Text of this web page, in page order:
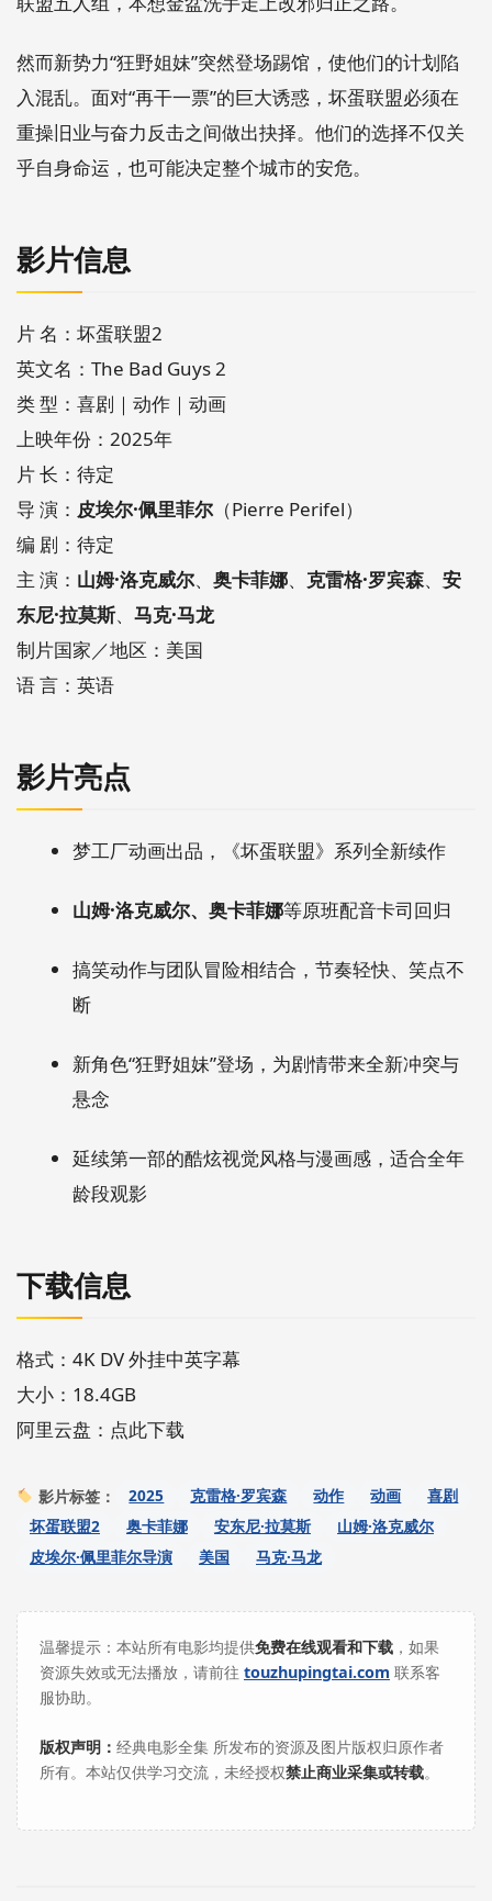
然而新势力“狂野姐妹”突然登场踢馆，使他们的计划陷
入混乱。面对“再干一票”的巨大诱惑，坏蛋联盟必须在
重操旧业与奋力反击之间做出抉择。他们的选择不仅关
乎自身命运，也可能决定整个城市的安危。
影片信息
片 名：坏蛋联盟2
英文名：The Bad Guys 2
类 型：喜剧｜动作｜动画
上映年份：2025年
片 长：待定
导 演： 皮埃尔·佩里菲尔 （Pierre Perifel）
编 剧：待定
主 演： 山姆·洛克威尔、 奥卡菲娜、 克雷格·罗宾森、 安
东尼·拉莫斯、 马克·马龙
制片国家／地区：美国
语 言：英语
影片亮点
梦工厂动画出品，《坏蛋联盟》系列全新续作
山姆·洛克威尔、奥卡菲娜等原班配音卡司回归
搞笑动作与团队冒险相结合，节奏轻快、笑点不
断
新角色“狂野姐妹”登场，为剧情带来全新冲突与
悬念
延续第一部的酷炫视觉风格与漫画感，适合全年
龄段观影
下载信息
格式：4K DV 外挂中英字幕
大小：18.4GB
阿里云盘：点此下载
影片标签： 2025 克雷格·罗宾森 动作 动画
喜剧
坏蛋联盟2
奥卡菲娜 安东尼·拉莫斯
山姆·洛克威尔
皮埃尔·佩里菲尔导演
美国 马克·马龙
温馨提示：本站所有电影均提供免费在线观看和下载 ，如果
资源失效或无法播放，请前往 touzhupingtai.com 联系客
服协助。
版权声明： 经典电影全集 所发布的资源及图片版权归原作者
所有。本站仅供学习交流，未经授权禁止商业采集或转载。